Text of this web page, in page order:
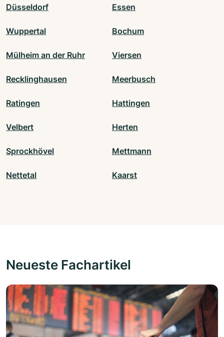
Düsseldorf Essen
Wuppertal Bochum
Mülheim an der Ruhr Viersen
Recklinghausen Meerbusch
Ratingen Hattingen
Velbert Herten
Sprockhövel Mettmann
Nettetal Kaarst
Neueste Fachartikel